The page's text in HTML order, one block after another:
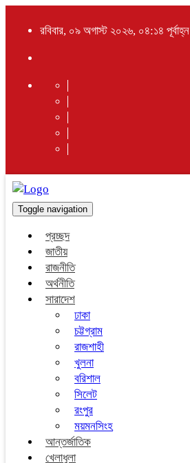
রবিবার, ০৯ অগাস্ট ২০২৬, ০৪:১৪ পূর্বাহ্ন
Toggle navigation
প্রচ্ছদ
জাতীয়
রাজনীতি
অর্থনীতি
সারাদেশ
ঢাকা
চট্টগ্রাম
রাজশাহী
খুলনা
বরিশাল
সিলেট
রংপুর
ময়মনসিংহ
আন্তর্জাতিক
খেলাধুলা